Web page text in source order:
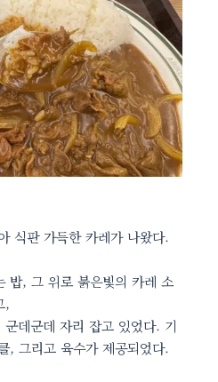
식판 가득한 카레가 나왔다.
밥, 그 위로 붉은빛의 카레 소
,
데군데 자리 잡고 있었다. 기
, 그리고 육수가 제공되었다.